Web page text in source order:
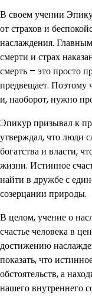
В своем учении
от страхов и
наслаждения.
смерти и страх
смерть – это просто
предвещает. Поэтому
и, наоборот, нужно
Эпикур призывал к
утверждал, что люди
богатства и власти,
жизни. Истинное
найти в дружбе с
созерцании природы.
В целом, учение о
счастье человека в
достижению
показать, что
обстоятельств, а
нашего внутреннего